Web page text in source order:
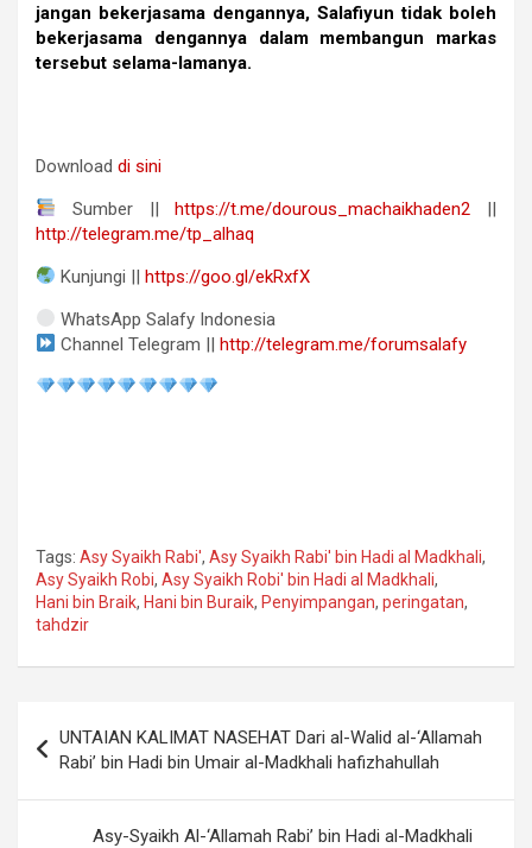
jangan bekerjasama dengannya, Salafiyun tidak boleh
bekerjasama dengannya dalam membangun markas
tersebut selama-lamanya.
Download di sini
Sumber ||https://t.me/dourous_machaikhaden2 ||
http://telegram.me/tp_alhaq
Kunjungi ||https://goo.gl/ekRxfX
WhatsApp Salafy Indonesia
Channel Telegram ||http://telegram.me/forumsalafy
Tags: Asy Syaikh Rabi', Asy Syaikh Rabi' bin Hadi al Madkhali,
Asy Syaikh Robi, Asy Syaikh Robi' bin Hadi al Madkhali,
Hani bin Braik, Hani bin Buraik, Penyimpangan, peringatan,
tahdzir
pos
UNTAIAN KALIMAT NASEHAT Dari al-Walid al-‘Allamah
Rabi’ bin Hadi bin Umair al-Madkhali hafizhahullah
Asy-Syaikh Al-‘Allamah Rabi’ bin Hadi al-Madkhali